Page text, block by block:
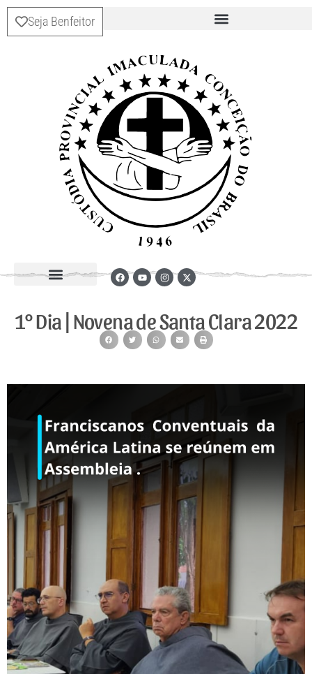
Seja Benfeitor
1° Dia | Novena de Santa Clara 2022